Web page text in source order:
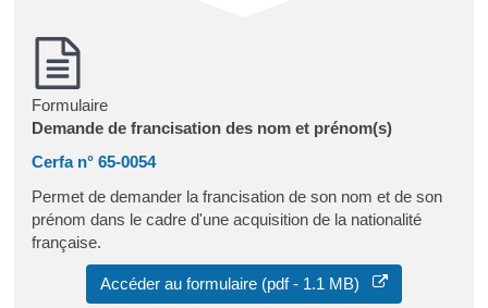
Formulaire
Demande de francisation des nom et prénom(s)
Cerfa n° 65-0054
Permet de demander la francisation de son nom et de son
prénom dans le cadre d'une acquisition de la nationalité
française.
Accéder au formulaire (pdf - 1.1 MB)